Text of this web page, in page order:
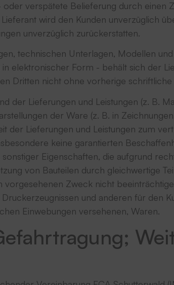
verspätete Belieferung durch
wird den Kunden unverzüglich
unverzüglich zurückerstatten.
technischen Unterlagen, Modellen
elektronischer Form - behält sich der
Dritten nicht ohne vorherige
der Lieferungen und Leistungen (z. B.
der Ware (z. B. in
der Lieferungen und Leistungen zum
keine garantierten
Eigenschaften, die aufgrund
von Bauteilen durch gleichwertige
vorgesehenen Zweck nicht
und anderen für den
Einwebungen versehenen, Waren.